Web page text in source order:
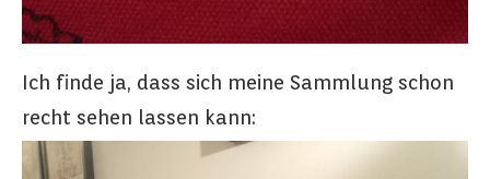
Ich finde ja, dass sich meine Sammlung schon
recht sehen lassen kann: